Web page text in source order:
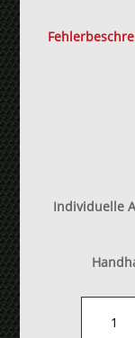
Individuelle
Simatic